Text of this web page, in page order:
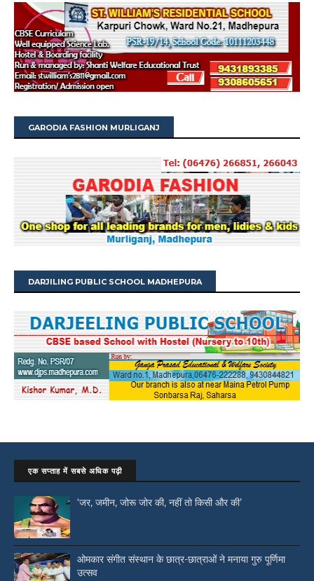
GARODIA FASHION MURLIGANJ
DARJILING PUBLIC SCHOOL MADHEPURA
एक सप्ताह में सबसे अधिक पढ़ी
‘जर, जमीन, जोरू जोर की, नहीं तो किसी और की’
ओमकार संगीत संस्थान के छात्र-छात्राओं ने मनाया गुरु पूर्णिमा
उत्सव